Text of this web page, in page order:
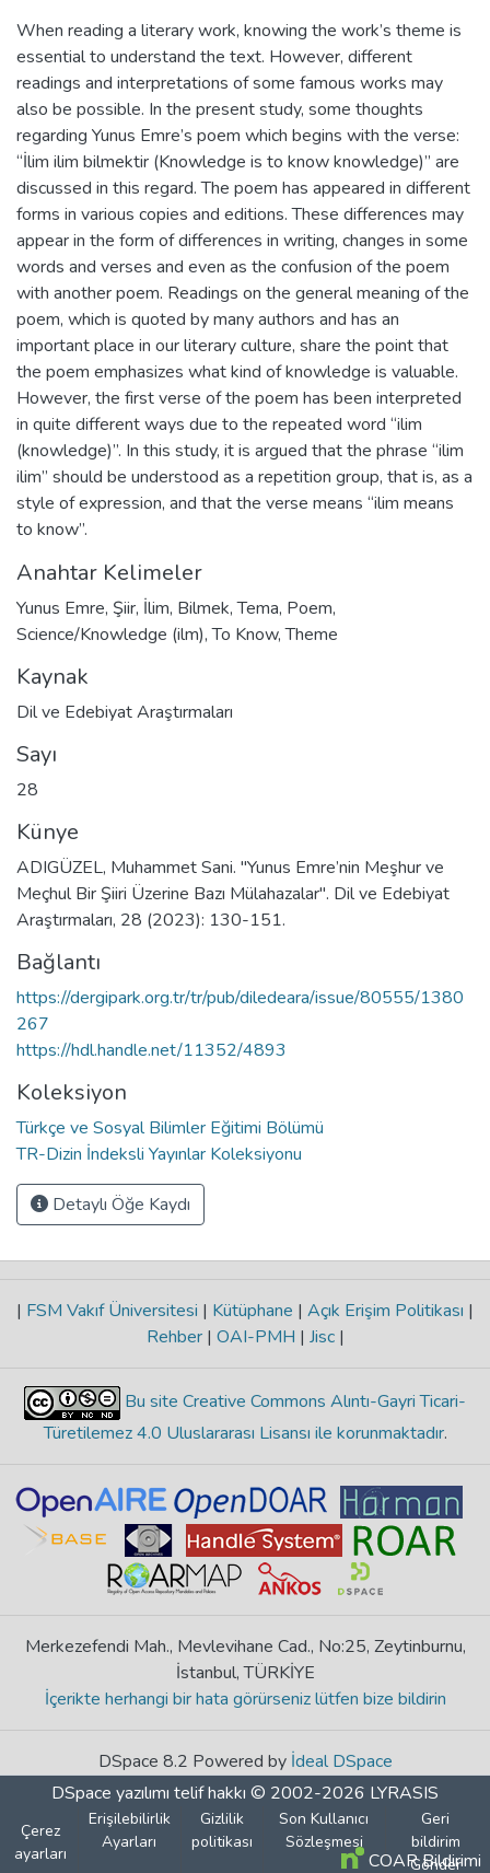
When reading a literary work, knowing the work’s theme is
essential to understand the text. However, different
readings and interpretations of some famous works may
also be possible. In the present study, some thoughts
regarding Yunus Emre’s poem which begins with the verse:
“İlim ilim bilmektir (Knowledge is to know knowledge)” are
discussed in this regard. The poem has appeared in different
forms in various copies and editions. These differences may
appear in the form of differences in writing, changes in some
words and verses and even as the confusion of the poem
with another poem. Readings on the general meaning of the
poem, which is quoted by many authors and has an
important place in our literary culture, share the point that
the poem emphasizes what kind of knowledge is valuable.
However, the first verse of the poem has been interpreted
in quite different ways due to the repeated word “ilim
(knowledge)”. In this study, it is argued that the phrase “ilim
ilim” should be understood as a repetition group, that is, as a
style of expression, and that the verse means “ilim means
to know”.
Anahtar Kelimeler
Yunus Emre, Şiir, İlim, Bilmek,Tema, Poem,
Science/Knowledge (ilm),To Know,Theme
Kaynak
Dil ve Edebiyat Araştırmaları
Sayı
28
Künye
ADIGÜZEL, Muhammet Sani. "Yunus Emre’nin Meşhur ve
Meçhul Bir Şiiri Üzerine Bazı Mülahazalar". Dil ve Edebiyat
Araştırmaları, 28 (2023): 130-151.
Bağlantı
https://dergipark.org.tr/tr/pub/diledeara/issue/80555/1380
267
https://hdl.handle.net/11352/4893
Koleksiyon
Türkçe ve Sosyal Bilimler Eğitimi Bölümü
TR-Dizin İndeksli Yayınlar Koleksiyonu
Detaylı Öğe Kaydı
| FSM Vakıf Üniversitesi | Kütüphane | Açık Erişim Politikası |
Rehber | OAI-PMH | Jisc |
Bu site Creative Commons Alıntı-Gayri Ticari-
Türetilemez 4.0 Uluslararası Lisansı ile korunmaktadır.
Merkezefendi Mah., Mevlevihane Cad., No:25, Zeytinburnu,
İstanbul, TÜRKİYE
İçerikte herhangi bir hata görürseniz lütfen bize bildirin
DSpace 8.2 Powered by İdeal DSpace
DSpace yazılımı telif hakkı © 2002-2026 LYRASIS
Çerez
ayarları
Erişilebilirlik
Ayarları
Gizlilik
politikası
Son Kullanıcı
Sözleşmesi
Geri
bildirim
Gönder
COAR Bildirimi